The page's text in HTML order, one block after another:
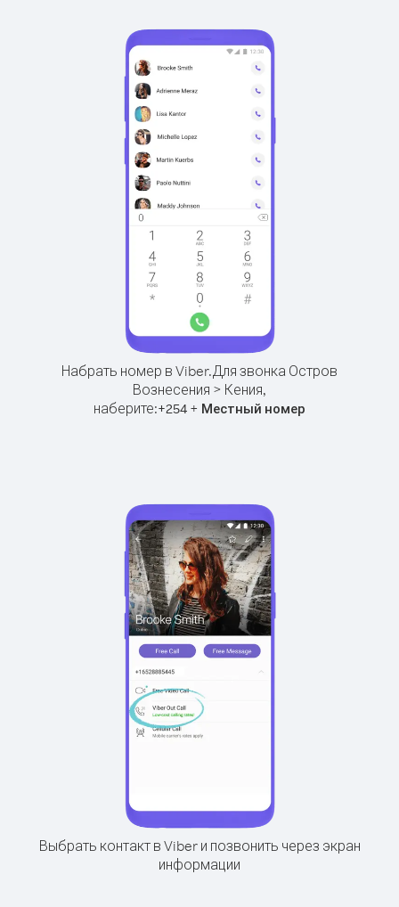
Набрать номер в Viber.Для звонка Остров
Вознесения > Кения,
наберите:+254 + Местный номер
Выбрать контакт в Viber и позвонить через экран
информации